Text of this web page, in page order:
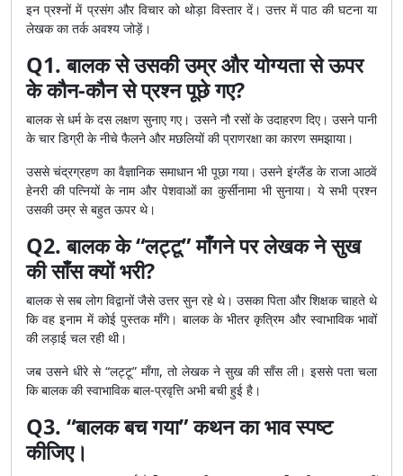
इन प्रश्नों में प्रसंग और विचार को थोड़ा विस्तार दें। उत्तर में पाठ की घटना या
लेखक का तर्क अवश्य जोड़ें।
Q1. बालक से उसकी उम्र और योग्यता से ऊपर
के कौन-कौन से प्रश्न पूछे गए?
बालक से धर्म के दस लक्षण सुनाए गए। उसने नौ रसों के उदाहरण दिए। उसने पानी
के चार डिग्री के नीचे फैलने और मछलियों की प्राणरक्षा का कारण समझाया।
उससे चंद्रग्रहण का वैज्ञानिक समाधान भी पूछा गया। उसने इंग्लैंड के राजा आठवें
हेनरी की पत्नियों के नाम और पेशवाओं का कुर्सीनामा भी सुनाया। ये सभी प्रश्न
उसकी उम्र से बहुत ऊपर थे।
Q2. बालक के “लट्टू” माँगने पर लेखक ने सुख
की साँस क्यों भरी?
बालक से सब लोग विद्वानों जैसे उत्तर सुन रहे थे। उसका पिता और शिक्षक चाहते थे
कि वह इनाम में कोई पुस्तक माँगे। बालक के भीतर कृत्रिम और स्वाभाविक भावों
की लड़ाई चल रही थी।
जब उसने धीरे से “लट्टू” माँगा, तो लेखक ने सुख की साँस ली। इससे पता चला
कि बालक की स्वाभाविक बाल-प्रवृत्ति अभी बची हुई है।
Q3. “बालक बच गया” कथन का भाव स्पष्ट
कीजिए।